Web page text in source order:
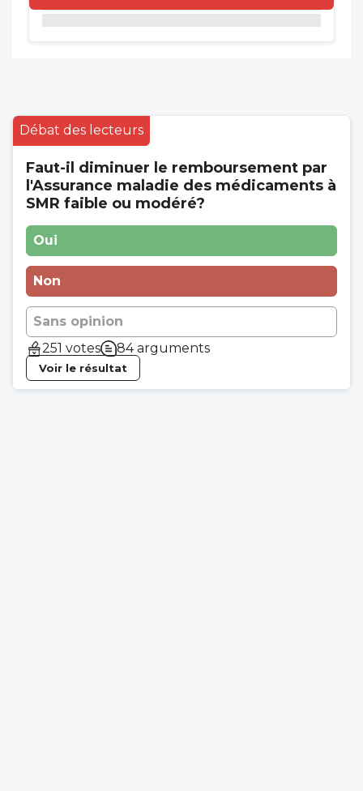
Débat des lecteurs
Faut-il diminuer le remboursement par
l'Assurance maladie des médicaments à
SMR faible ou modéré?
Oui
Non
Sans opinion
251 votes
84 arguments
Voir le résultat